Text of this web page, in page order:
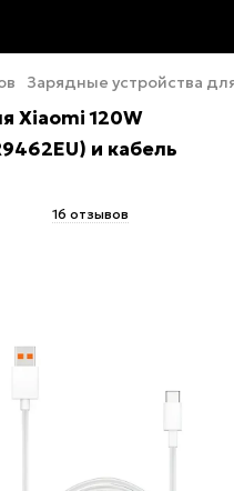
Зарядные устройства
Xiaomi 120W
и кабель
16 отзывов